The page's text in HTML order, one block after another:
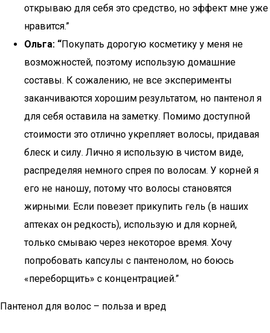
открываю для себя это средство, но эффект мне уже
нравится.”
Ольга: “Покупать дорогую косметику у меня не
возможностей, поэтому использую домашние
составы. К сожалению, не все эксперименты
заканчиваются хорошим результатом, но пантенол я
для себя оставила на заметку. Помимо доступной
стоимости это отлично укрепляет волосы, придавая
блеск и силу. Лично я использую в чистом виде,
распределяя немного спрея по волосам. У корней я
его не наношу, потому что волосы становятся
жирными. Если повезет прикупить гель (в наших
аптеках он редкость), использую и для корней,
только смываю через некоторое время. Хочу
попробовать капсулы с пантенолом, но боюсь
«переборщить» с концентрацией.”
Пантенол для волос – польза и вред